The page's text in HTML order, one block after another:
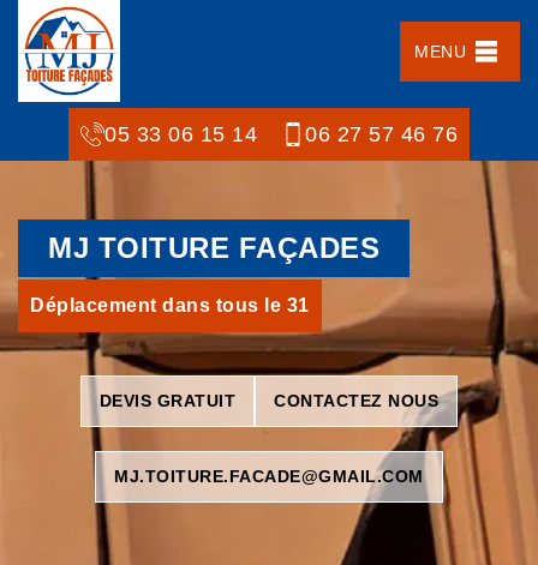
MENU
05 33 06 15 14 06 27 57 46 76
MJ TOITURE FAÇADES
Déplacement dans tous le 31
DEVIS GRATUIT CONTACTEZ NOUS
MJ.TOITURE.FACADE@GMAIL.COM